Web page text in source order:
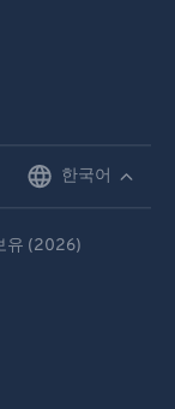
한국어
유 (2026)